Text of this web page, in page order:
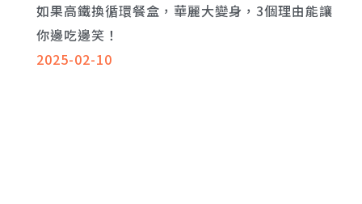
如果高鐵換循環餐盒，華麗大變身，3個理由能讓
你邊吃邊笑！
2025-02-10